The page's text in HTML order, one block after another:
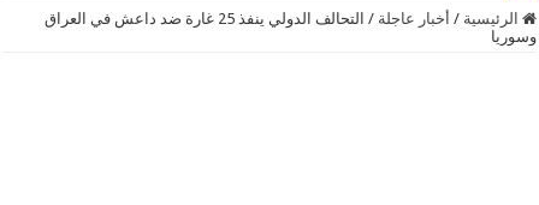
الرئيسية / أخبار عاجلة /
التحالف الدولي ينفذ 25 غارة ضد داعش في العراق
وسوريا